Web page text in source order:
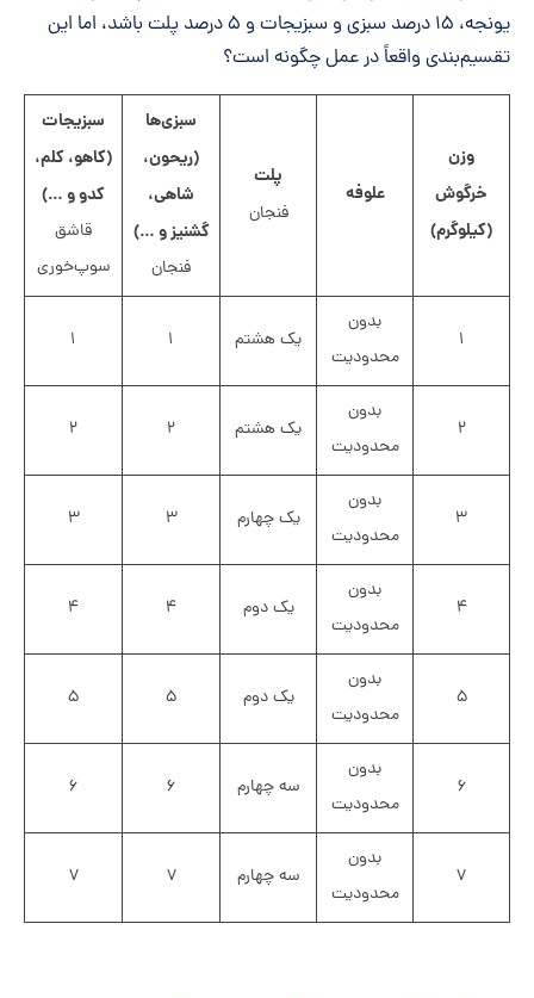
یونجه، ۱۵ درصد سبزی و سبزیجات و ۵ درصد پلت باشد، اما این
تقسیم‌بندی واقعاً در عمل چگونه است؟
وزن
خرگوش
(کیلوگرم)
علوفه
پلت
فنجان
سبزی‌ها
(ریحون،
شاهی،
گشنیز و …)
فنجان
سبزیجات
(کاهو، کلم،
کدو و …)
قاشق
سوپ‌خوری
۱
بدون
محدودیت
یک هشتم ۱ ۱
۲
بدون
محدودیت
یک هشتم ۲ ۲
۳
بدون
محدودیت
یک چهارم ۳ ۳
۴
بدون
محدودیت
یک دوم ۴ ۴
۵
بدون
محدودیت
یک دوم ۵ ۵
۶
بدون
محدودیت
سه چهارم ۶ ۶
۷
بدون
محدودیت
سه چهارم ۷ ۷